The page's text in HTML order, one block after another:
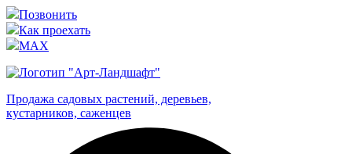
Позвонить
Как проехать
MAX
Продажа садовых растений, деревьев,
кустарников, саженцев